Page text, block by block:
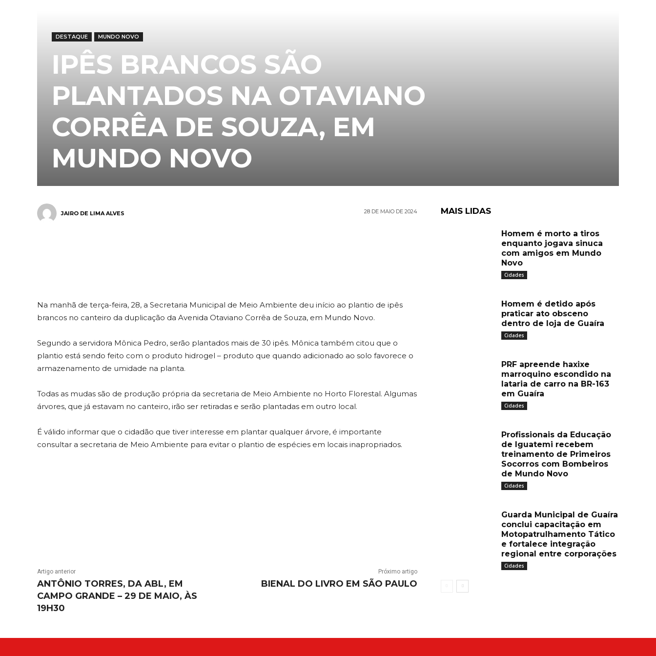
DESTAQUE MUNDO NOVO
IPÊS BRANCOS SÃO
PLANTADOS NA OTAVIANO
CORRÊA DE SOUZA, EM
MUNDO NOVO
JAIRO DE LIMA ALVES 28 DE MAIO DE 2024
Na manhã de terça-feira, 28, a Secretaria Municipal de Meio Ambiente deu início ao plantio de ipês
brancos no canteiro da duplicação da Avenida Otaviano Corrêa de Souza, em Mundo Novo.
Segundo a servidora Mônica Pedro, serão plantados mais de 30 ipês. Mônica também citou que o
plantio está sendo feito com o produto hidrogel – produto que quando adicionado ao solo favorece o
armazenamento de umidade na planta.
Todas as mudas são de produção própria da secretaria de Meio Ambiente no Horto Florestal. Algumas
árvores, que já estavam no canteiro, irão ser retiradas e serão plantadas em outro local.
É válido informar que o cidadão que tiver interesse em plantar qualquer árvore, é importante
consultar a secretaria de Meio Ambiente para evitar o plantio de espécies em locais inapropriados.
Artigo anterior
ANTÔNIO TORRES, DA ABL, EM
CAMPO GRANDE – 29 DE MAIO, ÀS
19H30
Próximo artigo
BIENAL DO LIVRO EM SÃO PAULO
MAIS LIDAS
Homem é morto a tiros
enquanto jogava sinuca
com amigos em Mundo
Novo
Cidades
Homem é detido após
praticar ato obsceno
dentro de loja de Guaíra
Cidades
PRF apreende haxixe
marroquino escondido na
lataria de carro na BR-163
em Guaíra
Cidades
Profissionais da Educação
de Iguatemi recebem
treinamento de Primeiros
Socorros com Bombeiros
de Mundo Novo
Cidades
Guarda Municipal de Guaíra
conclui capacitação em
Motopatrulhamento Tático
e fortalece integração
regional entre corporações
Cidades